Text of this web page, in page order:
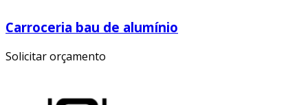
Carroceria bau de alumínio
Solicitar orçamento